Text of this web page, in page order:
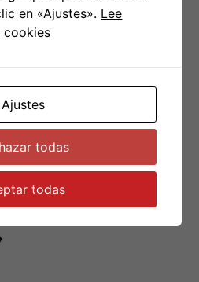
body negro bebé
€15.00
Seleccionar opciones
en «Ajustes». Lee
cookies
Ajustes
todas
todas